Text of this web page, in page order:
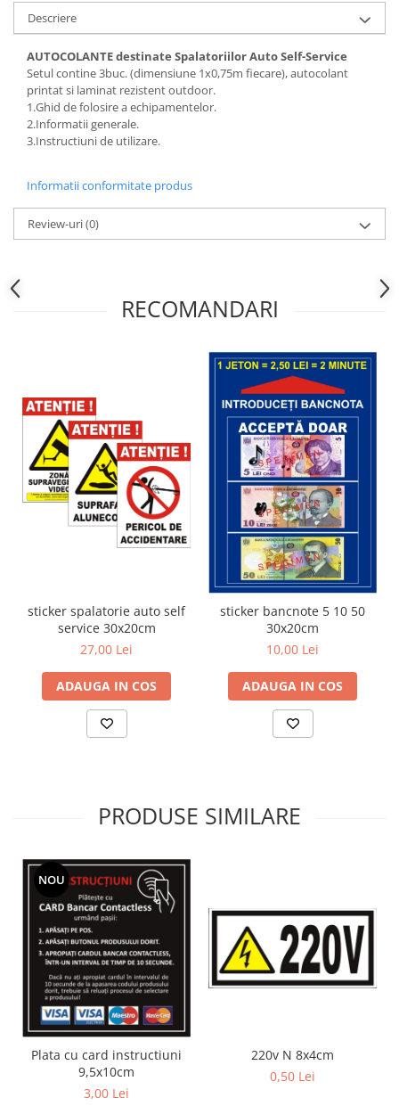
Descriere
AUTOCOLANTE destinate Spalatoriilor Auto Self-Service
Setul contine 3buc. (dimensiune 1x0,75m fiecare), autocolant
printat si laminat rezistent outdoor.
1.Ghid de folosire a echipamentelor.
2.Informatii generale.
3.Instructiuni de utilizare.
Informatii conformitate produs
Review-uri(0)
RECOMANDARI
sticker spalatorie auto self
service 30x20cm
27,00 Lei
ADAUGA IN COS
sticker bancnote 5 10 50
30x20cm
10,00 Lei
ADAUGA IN COS
PRODUSE SIMILARE
NOU
Plata cu card instructiuni
9,5x10cm
3,00 Lei
220v N 8x4cm
0,50 Lei